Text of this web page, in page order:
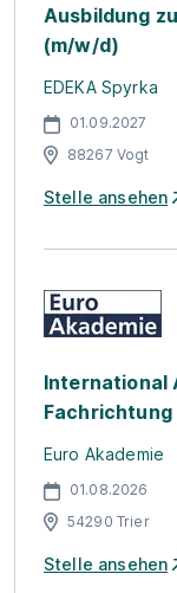
Ausbildung
(m/w/d)
EDEKA Spyrka
01.09.2027
88267 Vogt
Stelle ansehen
International
Euro Akademie
01.08.2026
54290 Trier
Stelle ansehen